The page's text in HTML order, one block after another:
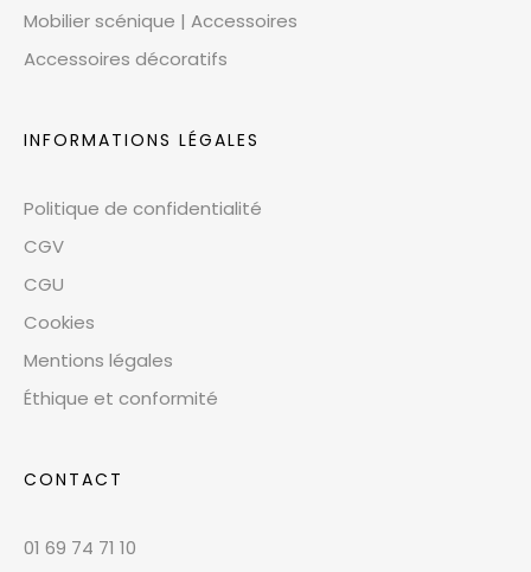
Mobilier scénique | Accessoires
Accessoires décoratifs
INFORMATIONS LÉGALES
Politique de confidentialité
CGV
CGU
Cookies
Mentions légales
Éthique et conformité
CONTACT
01 69 74 71 10